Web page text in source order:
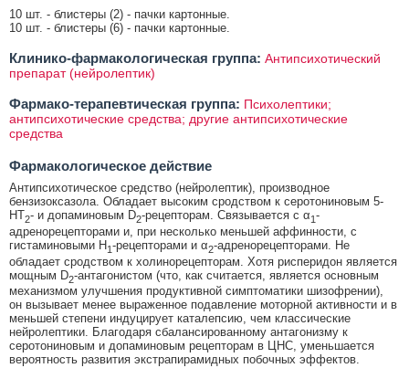
10 шт. - блистеры (2) - пачки картонные.
10 шт. - блистеры (6) - пачки картонные.
Клинико-фармакологическая группа: Антипсихотический
препарат (нейролептик)
Фармако-терапевтическая группа: Психолептики;
антипсихотические средства; другие антипсихотические
средства
Фармакологическое действие
Антипсихотическое средство (нейролептик), производное
бензизоксазола. Обладает высоким сродством к серотониновым 5-
HT2- и допаминовым D2-рецепторам. Связывается с α1-
адренорецепторами и, при несколько меньшей аффинности, с
гистаминовыми H 1-рецепторами и α2-адренорецепторами. Не
обладает сродством к холинорецепторам. Хотя рисперидон является
мощным D2-антагонистом (что, как считается, является основным
механизмом улучшения продуктивной симптоматики шизофрении),
он вызывает менее выраженное подавление моторной активности и в
меньшей степени индуцирует каталепсию, чем классические
нейролептики. Благодаря сбалансированному антагонизму к
серотониновым и допаминовым рецепторам в ЦНС, уменьшается
вероятность развития экстрапирамидных побочных эффектов.